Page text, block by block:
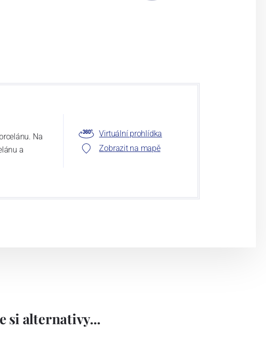
Na
a
Virtuální prohlídka
Zobrazit na mapě
si alternativy...